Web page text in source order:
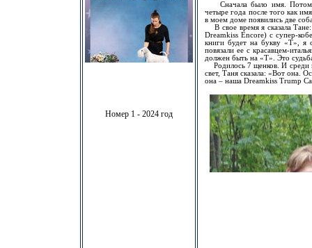
Номер 1 - 2024 год
Сначала было имя. Потом
четыре года после того как
в моем доме появились две
В свое время я сказала
Dreamkiss Encore) с супер-
книги будет на букву «Т»,
повязали ее с красавцем-
должен быть на «Т». Это
Родилось 7 щенков. И среди
свет, Таня сказала: «Вот она.
она – наша Dreamkiss